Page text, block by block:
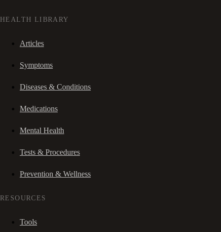
HEALTH LIBRARY
Articles
Symptoms
Diseases & Conditions
Medications
Mental Health
Tests & Procedures
Prevention & Wellness
RESOURCES
Tools